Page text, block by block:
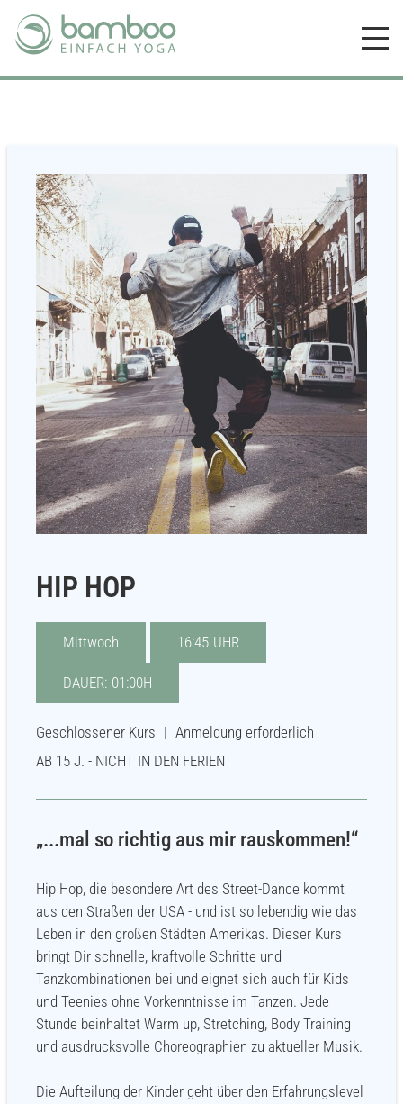
HIP HOP
Mittwoch 16:45 UHR
DAUER: 01:00H
Geschlossener Kurs | Anmeldung erforderlich
AB 15 J. - NICHT IN DEN FERIEN
„...mal so richtig aus mir rauskommen!“
Hip Hop, die besondere Art des Street-Dance kommt
aus den Straßen der USA - und ist so lebendig wie das
Leben in den großen Städten Amerikas. Dieser Kurs
bringt Dir schnelle, kraftvolle Schritte und
Tanzkombinationen bei und eignet sich auch für Kids
und Teenies ohne Vorkenntnisse im Tanzen. Jede
Stunde beinhaltet Warm up, Stretching, Body Training
und ausdrucksvolle Choreographien zu aktueller Musik.
Die Aufteilung der Kinder geht über den Erfahrungslevel